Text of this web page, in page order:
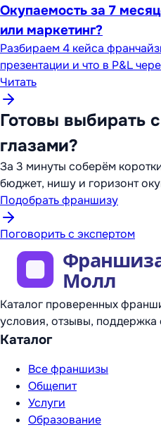
Окупаемость за 7
или маркетинг?
Разбираем 4 кейса
презентации и что в P&L
Читать
Готовы выбирать
глазами?
За 3 минуты соберём
бюджет, нишу и горизонт
Подобрать франшизу
Поговорить с экспертом
Каталог проверенных
условия, отзывы, поддержка
Каталог
Все франшизы
Общепит
Услуги
Образование